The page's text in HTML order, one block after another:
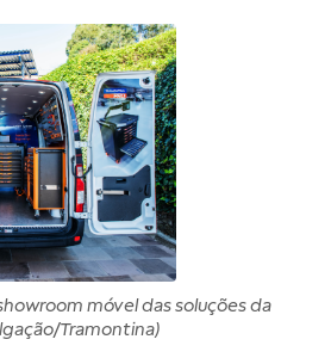
móvel das soluções da
Tramontina)